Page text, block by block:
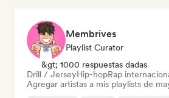
Membrives
Playlist Curator
&gt; 1000 respuestas dadas
Drill / JerseyHip-hopRap
Agregar artistas a mis playlists de